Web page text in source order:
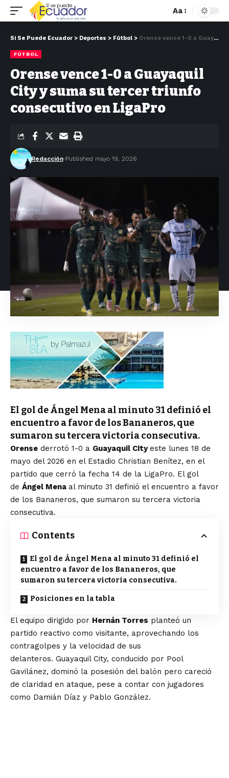
Aa
Si Se Puede Ecuador > Deportes > Fútbol > Orense vence 1-0 a Guayaquil City y suma su tercer triunfo consecutivo en LigaPro
FÚTBOL
Orense vence 1-0 a Guayaquil
City y suma su tercer triunfo
consecutivo en LigaPro
Redacción Published mayo 19, 2026
El gol de Ángel Mena al minuto 31 definió el
encuentro a favor de los Bananeros, que
sumaron su tercera victoria consecutiva.
Orense derrotó 1-0 a Guayaquil Cityeste lunes 18 de
mayo del 2026 en el Estadio Christian Benítez, en el
partido que cerró la fecha 14 de la LigaPro. El gol
de Ángel Mena al minuto 31 definió el encuentro a favor
de los Bananeros, que sumaron su tercera victoria
consecutiva.
Contents
El gol de Ángel Mena al minuto 31 definió el
encuentro a favor de los Bananeros, que
sumaron su tercera victoria consecutiva.
Posiciones en la tabla
El equipo dirigido por Hernán Torres planteó un
partido reactivo como visitante, aprovechando los
contragolpes y la velocidad de sus
delanteros. Guayaquil City, conducido por Pool
Gavilánez, dominó la posesión del balón pero careció
de claridad en ataque, pese a contar con jugadores
como Damián Díaz y Pablo González.